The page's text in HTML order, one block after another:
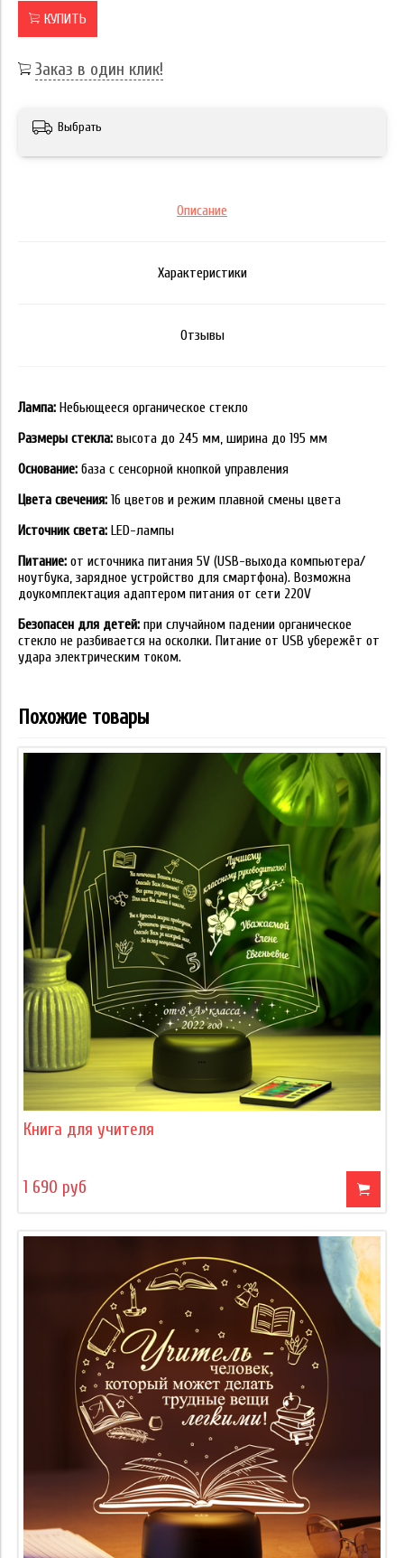
КУПИТЬ
Заказ в один клик!
Выбрать
Описание
Характеристики
Отзывы
Лампа: Небьющееся органическое стекло
Размеры стекла: высота до 245 мм, ширина до 195 мм
Основание: база с сенсорной кнопкой управления
Цвета свечения: 16 цветов и режим плавной смены цвета
Источник света: LED-лампы
Питание: от источника питания 5V (USB-выхода компьютера/
ноутбука, зарядное устройство для смартфона). Возможна
доукомплектация адаптером питания от сети 220V
Безопасен для детей: при случайном падении органическое
стекло не разбивается на осколки. Питание от USB убережёт от
удара электрическим током.
Похожие товары
Книга для учителя
1 690 руб